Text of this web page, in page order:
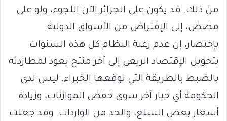
من ذلك. قد يكون على الجزائر الآن اللجوء، ولو على
مضض، إلى الإقتراض من الأسواق الدولية.
بإختصار، إن عدم رغبة النظام كل هذه السنوات
بتحويل الإقتصاد الريعي إلى آخر منتج يعود لمطاردته
بالضبط بالطريقة التي توقعها الخبراء. ليس لدى
الحكومة أي خيار آخر سوى خفض الموازنات، وزيادة
أسعار بعض السلع، والحد من الواردات. وقد جعلت